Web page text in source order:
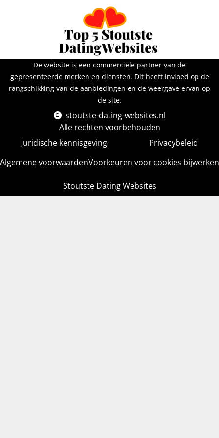
De website is een commerciële partner van de
gepresenteerde merken en diensten. Dit heeft invloed op de
rangschikking van de aanbiedingen en de weergave ervan op
de site.
stoutste-dating-websites.nl
Alle rechten voorbehouden
Juridische kennisgeving
Privacybeleid
Algemene voorwaardenVoorkeuren voor cookies bijwerken
Stoutste Dating Websites